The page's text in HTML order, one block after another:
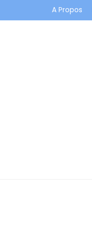
A Propos